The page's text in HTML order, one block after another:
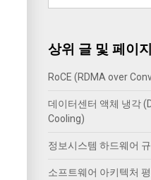
상위 글 및 페이지
RoCE (RDMA over
데이터센터 액체 냉각
Cooling)
정보시스템 하드웨어
소프트웨어 아키텍처